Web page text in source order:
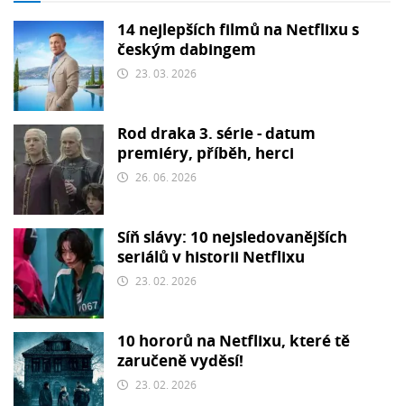
14 nejlepších filmů na Netflixu s
českým dabingem
23. 03. 2026
Rod draka 3. série - datum
premiéry, příběh, herci
26. 06. 2026
Síň slávy: 10 nejsledovanějších
seriálů v historii Netflixu
23. 02. 2026
10 hororů na Netflixu, které tě
zaručeně vyděsí!
23. 02. 2026